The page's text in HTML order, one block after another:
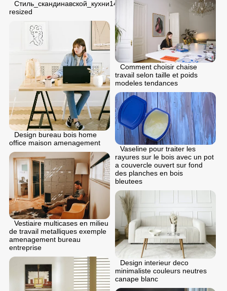
Стиль_скандинавской_кухни14
resized
Comment choisir chaise
travail selon taille et poids
modeles tendances
Design bureau bois home
office maison amenagement
Vaseline pour traiter les
rayures sur le bois avec un pot
a couvercle ouvert sur fond
des planches en bois
bleutees
Vestiaire multicases en milieu
de travail metalliques exemple
amenagement bureau
entreprise
Design interieur deco
minimaliste couleurs neutres
canape blanc